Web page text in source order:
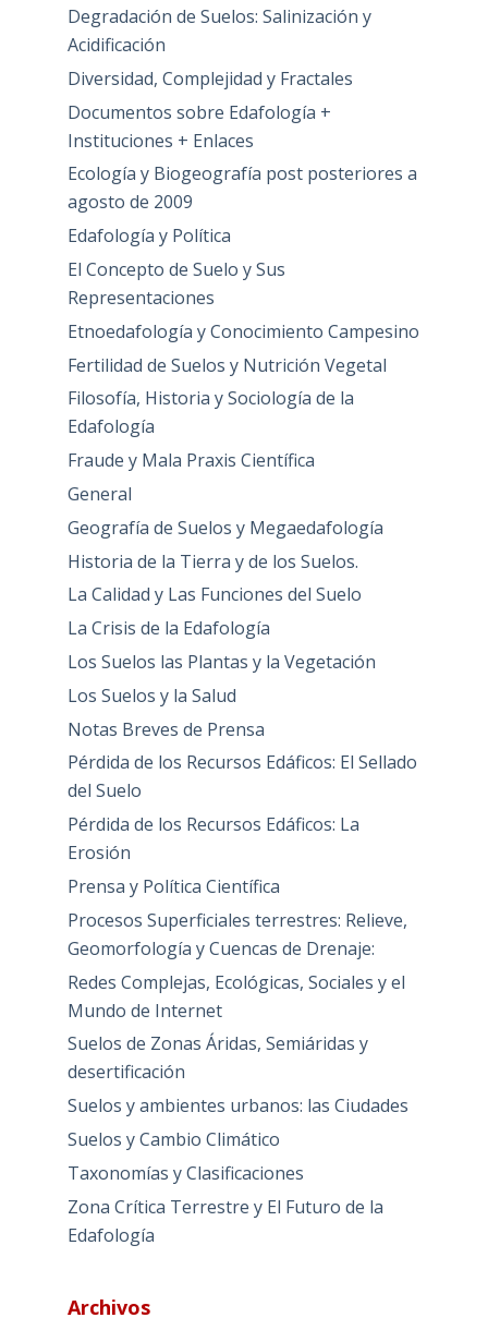
Degradación de Suelos: Salinización y
Acidificación
Diversidad, Complejidad y Fractales
Documentos sobre Edafología +
Instituciones + Enlaces
Ecología y Biogeografía post posteriores a
agosto de 2009
Edafología y Política
El Concepto de Suelo y Sus
Representaciones
Etnoedafología y Conocimiento Campesino
Fertilidad de Suelos y Nutrición Vegetal
Filosofía, Historia y Sociología de la
Edafología
Fraude y Mala Praxis Científica
General
Geografía de Suelos y Megaedafología
Historia de la Tierra y de los Suelos.
La Calidad y Las Funciones del Suelo
La Crisis de la Edafología
Los Suelos las Plantas y la Vegetación
Los Suelos y la Salud
Notas Breves de Prensa
Pérdida de los Recursos Edáficos: El Sellado
del Suelo
Pérdida de los Recursos Edáficos: La
Erosión
Prensa y Política Científica
Procesos Superficiales terrestres: Relieve,
Geomorfología y Cuencas de Drenaje:
Redes Complejas, Ecológicas, Sociales y el
Mundo de Internet
Suelos de Zonas Áridas, Semiáridas y
desertificación
Suelos y ambientes urbanos: las Ciudades
Suelos y Cambio Climático
Taxonomías y Clasificaciones
Zona Crítica Terrestre y El Futuro de la
Edafología
Archivos